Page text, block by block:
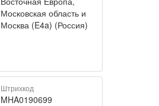
Московская область и
Москва (E4a) (Россия)
Штрихкод
MHA0190699